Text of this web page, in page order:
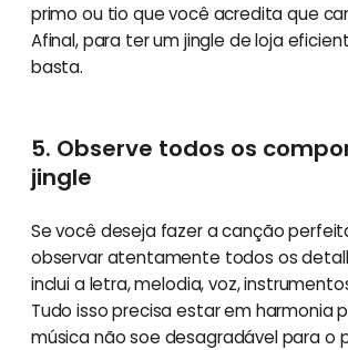
primo ou tio que você acredita que
Afinal, para ter um jingle de loja
basta.
5. Observe todos os
jingle
Se você deseja fazer a canção
observar atentamente todos os
inclui a letra, melodia, voz,
Tudo isso precisa estar em harmonia
música não soe desagradável para o